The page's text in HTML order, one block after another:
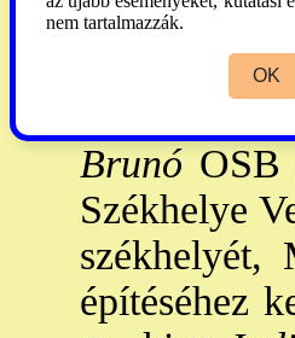
források azt
vágyó
Brunó OSB
Székhelye
székhelyét,
építéséhez
nem tartalmazzák.
OK